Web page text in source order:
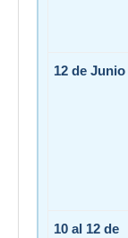
12 de Junio
10 al 12 de